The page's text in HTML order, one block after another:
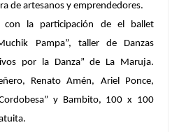
de artesanos y emprendedores.
con la participación de el ballet
Pampa”, taller de Danzas
por la Danza” de La Maruja.
Renato Amén, Ariel Ponce,
y Bambito, 100 x 100